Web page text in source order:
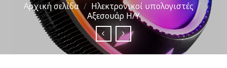
Αρχική σελίδα / Ηλεκτρονικοί υπολογιστές /
Αξεσουάρ Η/Υ